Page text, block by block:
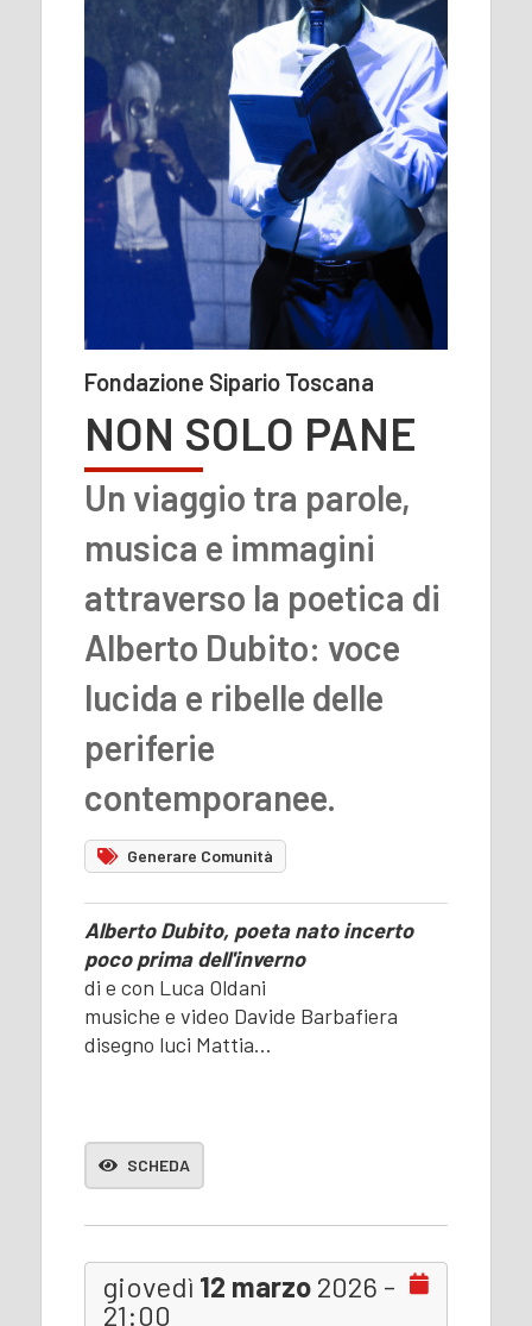
Fondazione Sipario Toscana
NON SOLO PANE
Un viaggio tra parole,
musica e immagini
attraverso la poetica di
Alberto Dubito: voce
lucida e ribelle delle
periferie
contemporanee.
Generare Comunità
Alberto Dubito, poeta nato incerto
poco prima dell'inverno
di e con Luca Oldani
musiche e video Davide Barbafiera
disegno luci Mattia…
SCHEDA
giovedì 12 marzo2026 -
21:00